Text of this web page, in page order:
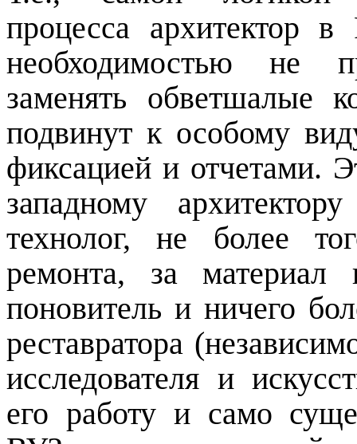
процесса архитектор
необходимостью не
заменять обветшалые
подвинут к особому
фиксацией и отчетами.
западному
технолог, не более
ремонта, за
поновитель и ничего
реставратора
исследователя и
его работу и само